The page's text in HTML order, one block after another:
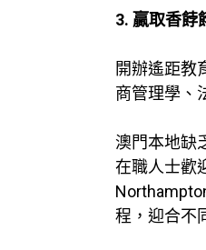
3. 贏取香餑
開辦遙距教
商管理學、
澳門本地缺
在職人士歡
程，迎合不